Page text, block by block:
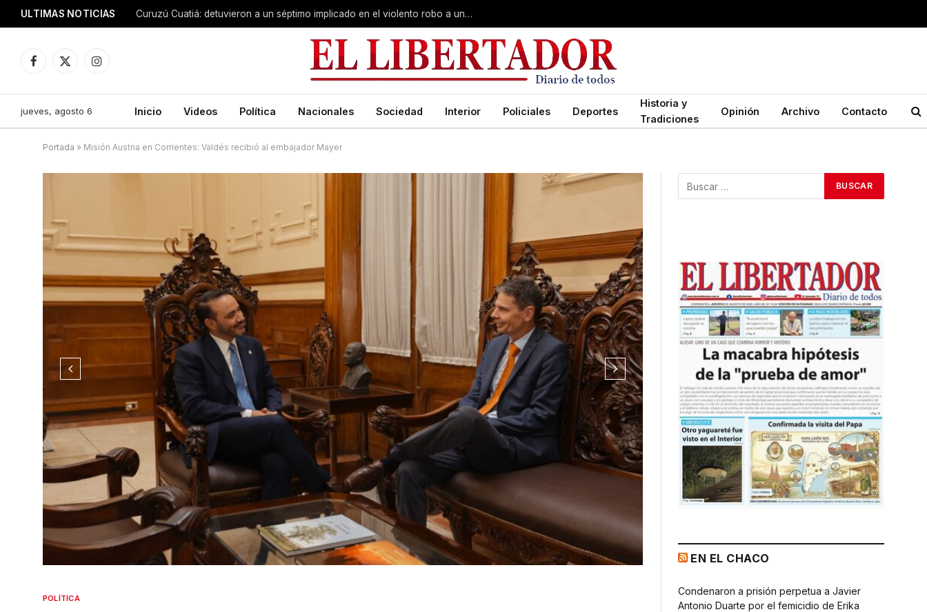
ULTIMAS NOTICIAS Curuzú Cuatiá: detuvieron a un séptimo implicado en el violento robo a una anciana
Facebook
X
Instagram
jueves, agosto 6 Inicio Videos Política Nacionales Sociedad Interior Policiales Deportes
Historia y
Tradiciones
Opinión Archivo Contacto
Portada » Misión Austria en Corrientes: Valdés recibió al embajador Mayer
POLÍTICA
EN EL CHACO
Condenaron a prisión perpetua a Javier
Antonio Duarte por el femicidio de Erika